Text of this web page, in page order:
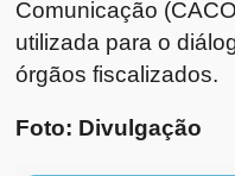
Comunicação
utilizada para o
órgãos fiscalizados.
Foto: Divulgação